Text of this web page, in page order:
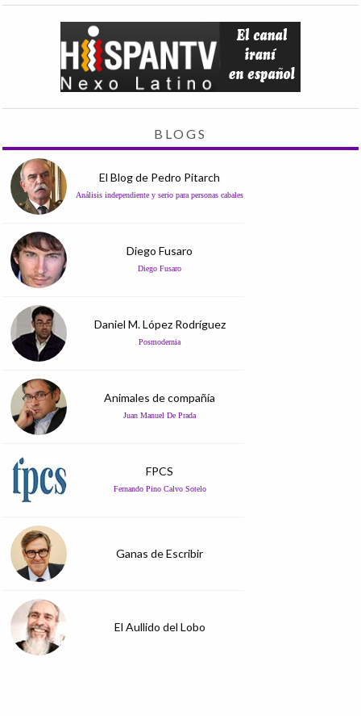
BLOGS
El Blog de Pedro Pitarch
Análisis independiente y serio para personas cabales
Diego Fusaro
Diego Fusaro
Daniel M. López Rodríguez
Posmodernia
Animales de compañía
Juan Manuel De Prada
FPCS
Fernando Pino Calvo Sotelo
Ganas de Escribir
El Aullido del Lobo